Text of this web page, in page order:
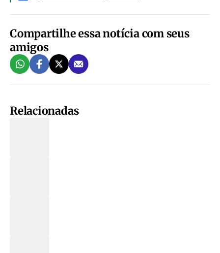
Compartilhe essa notícia com seus
amigos
Relacionadas